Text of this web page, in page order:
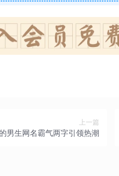
上一篇
男生网名霸气两字引领热潮